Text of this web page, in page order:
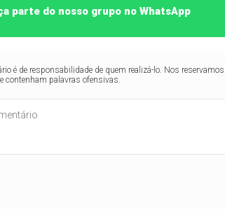
parte do nosso grupo no WhatsApp
é de responsabilidade de quem realizá-lo. Nos
contenham palavras ofensivas.